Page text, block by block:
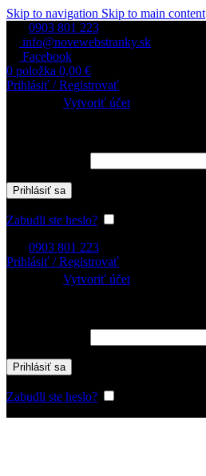
Skip to navigation Skip to main content
0903 801 223
info@novewebstranky.sk
Facebook
0 položka 0,00 €
Prihlásiť / Registrovať
Vytvoriť účet
Prihlásiť sa
Zabudli ste heslo?
0903 801 223
Prihlásiť / Registrovať
Vytvoriť účet
Prihlásiť sa
Zabudli ste heslo?